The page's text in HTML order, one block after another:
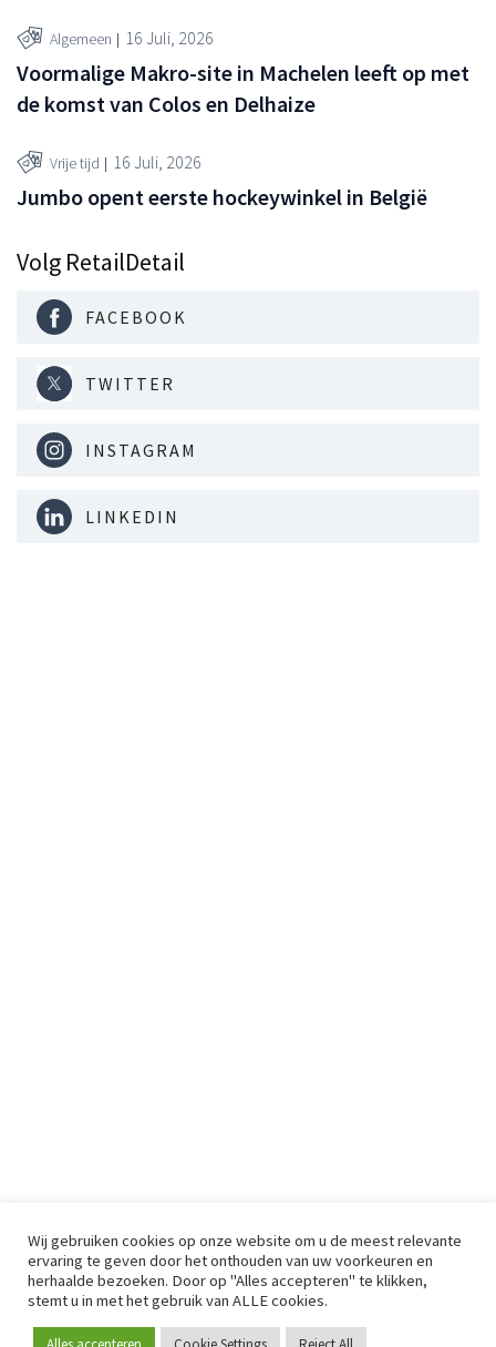
Algemeen 16 Juli, 2026
Voormalige Makro-site in Machelen leeft op met
de komst van Colos en Delhaize
Vrije tijd 16 Juli, 2026
Jumbo opent eerste hockeywinkel in België
Volg RetailDetail
FACEBOOK
TWITTER
INSTAGRAM
LINKEDIN
Wij gebruiken cookies op onze website om u de meest relevante
ervaring te geven door het onthouden van uw voorkeuren en
herhaalde bezoeken. Door op "Alles accepteren" te klikken,
stemt u in met het gebruik van ALLE cookies.